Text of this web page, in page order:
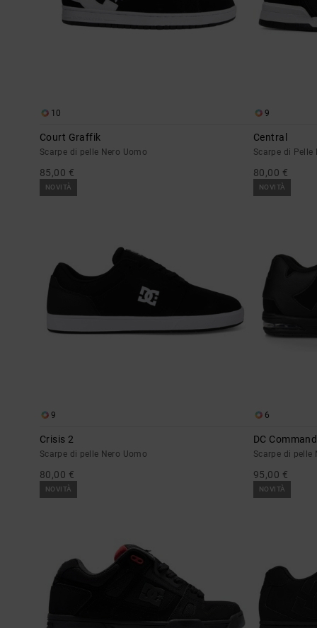
10
Court Graffik
Scarpe di pelle Nero Uomo
85,00 €
9
Central
Scarpe di Pelle
80,00 €
NOVITÀ
9
Crisis 2
Scarpe di pelle Nero Uomo
80,00 €
NOVITÀ
6
DC Command
Scarpe di pelle
95,00 €
NOVITÀ NOVITÀ